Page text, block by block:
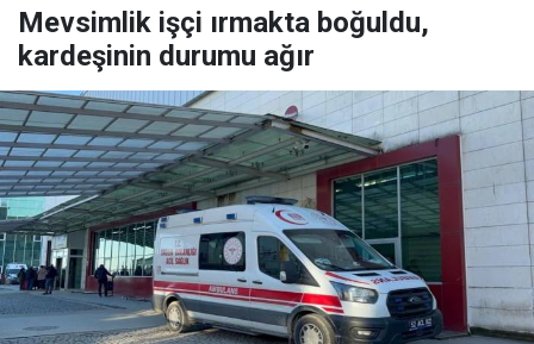
Mevsimlik işçi ırmakta boğuldu,
kardeşinin durumu ağır